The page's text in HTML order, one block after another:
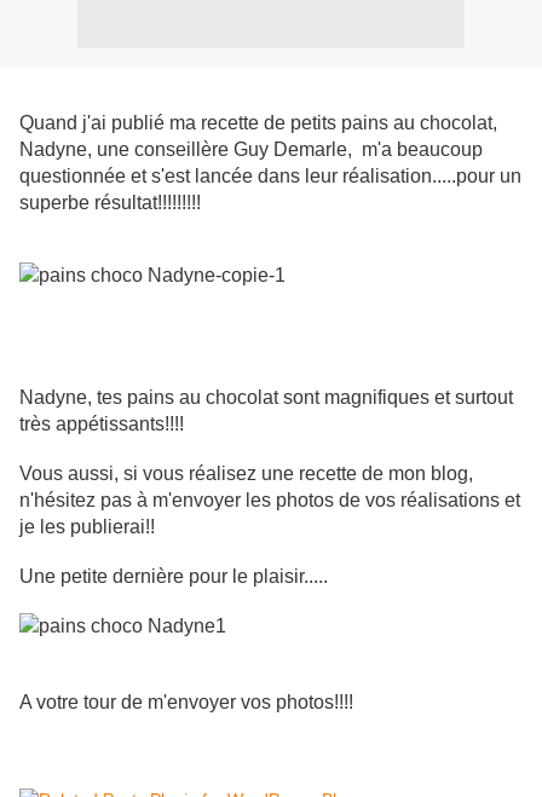
Quand j'ai publié ma recette de petits pains au chocolat,
Nadyne, une conseillère Guy Demarle, m'a beaucoup
questionnée et s'est lancée dans leur réalisation.....pour un
superbe résultat!!!!!!!!!
Nadyne, tes pains au chocolat sont magnifiques et surtout
très appétissants!!!!
Vous aussi, si vous réalisez une recette de mon blog,
n'hésitez pas à m'envoyer les photos de vos réalisations et
je les publierai!!
Une petite dernière pour le plaisir.....
A votre tour de m'envoyer vos photos!!!!